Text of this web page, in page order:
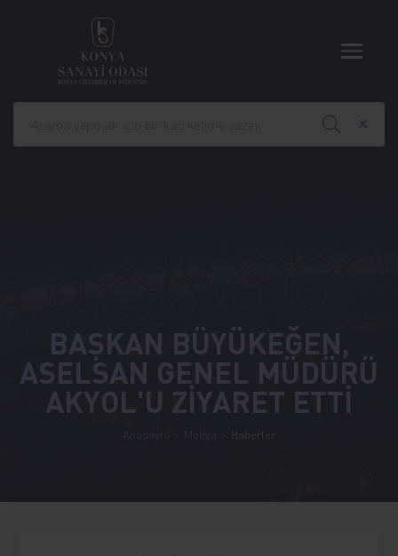
BAŞKAN BÜYÜKEĞEN,
ASELSAN GENEL MÜDÜRÜ
AKYOL'U ZİYARET ETTİ
Anasayfa Medya Haberler